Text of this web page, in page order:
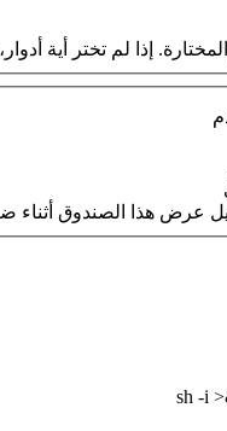
إذا لم تختر أية
عرض هذا الصندوق أثناء
sh -i